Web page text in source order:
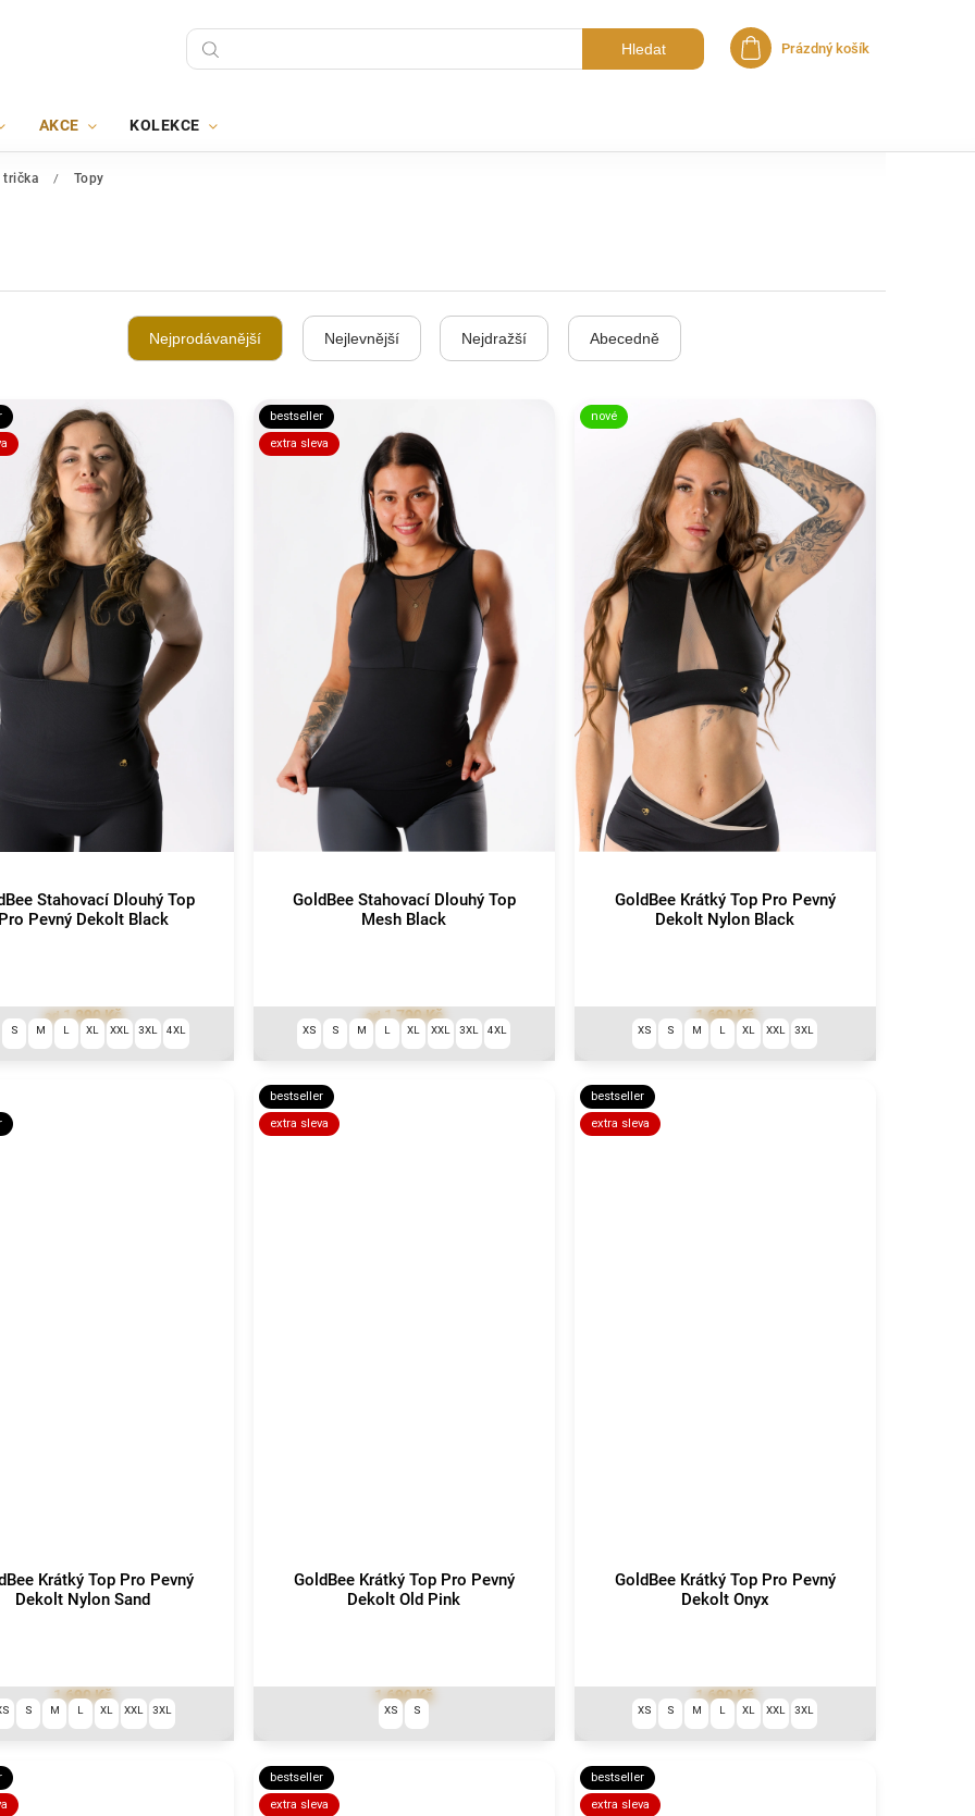
Hledat Nákupní košík
Prázdný košík
AKCE KOLEKCE
trička / Topy
Nejprodávanější Nejlevnější Nejdražší Abecedně
Stahovací Dlouhý Top
Pevný Dekolt Black
od1 890 Kč
S M L XL XXL 3XL 4XL
bestseller
extra sleva
GoldBee Stahovací Dlouhý Top
Mesh Black
od1 790 Kč
XS S M L XL XXL 3XL 4XL
nové
GoldBee Krátký Top Pro Pevný
Dekolt Nylon Black
1 690 Kč
XS S M L XL XXL 3XL
Krátký Top Pro Pevný
Dekolt Nylon Sand
1 690 Kč
S M L XL XXL 3XL
bestseller
extra sleva
GoldBee Krátký Top Pro Pevný
Dekolt Old Pink
1 690 Kč
XS S
bestseller
extra sleva
GoldBee Krátký Top Pro Pevný
Dekolt Onyx
1 690 Kč
XS S M L XL XXL 3XL
bestseller
extra sleva
bestseller
extra sleva